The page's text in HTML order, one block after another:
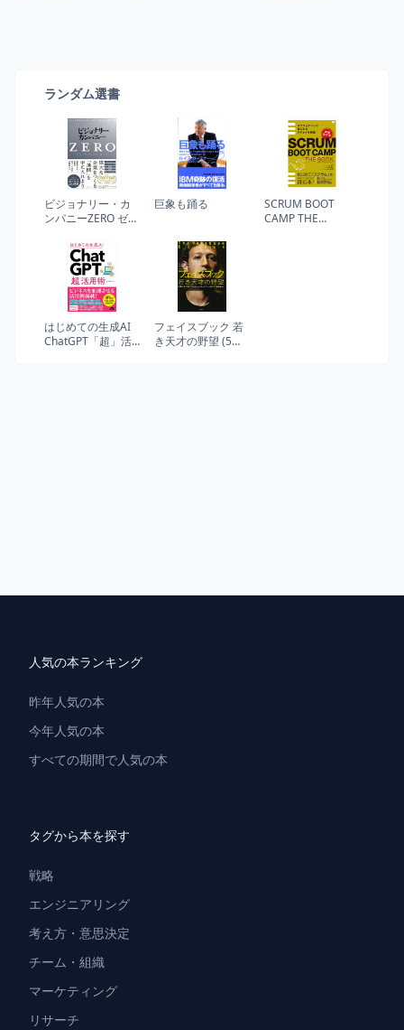
ランダム選書
ビジョナリー・カ
ンパニーZERO ゼロ
し、偉大で永続的
な企業になる
巨象も踊る
SCRUM BOOT
CAMP THE
はじめての生成AI
ChatGPT「超」活
フェイスブック 若
き天才の野望 (5億
人気の本ランキング
昨年人気の本
今年人気の本
すべての期間で人気の本
タグから本を探す
戦略
エンジニアリング
考え方・意思決定
チーム・組織
マーケティング
リサーチ